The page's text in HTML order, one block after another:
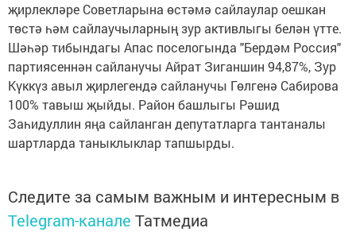
җирлекләре Советларына өстәмә сайлаулар оешкан
төстә һәм сайлаучыларның зур активлыгы белән үтте.
Шәһәр тибындагы Апас поселогында "Бердәм Россия"
партиясеннән сайланучы Айрат Зиганшин 94,87%, Зур
Күккүз авыл җирлегендә сайланучы Гөлгенә Сабирова
100% тавыш җыйды. Район башлыгы Рәшид
Заһидуллин яңа сайланган депутатларга тантаналы
шартларда таныклыклар тапшырды.
Следите за самым важным и интересным в
Telegram-канале Татмедиа